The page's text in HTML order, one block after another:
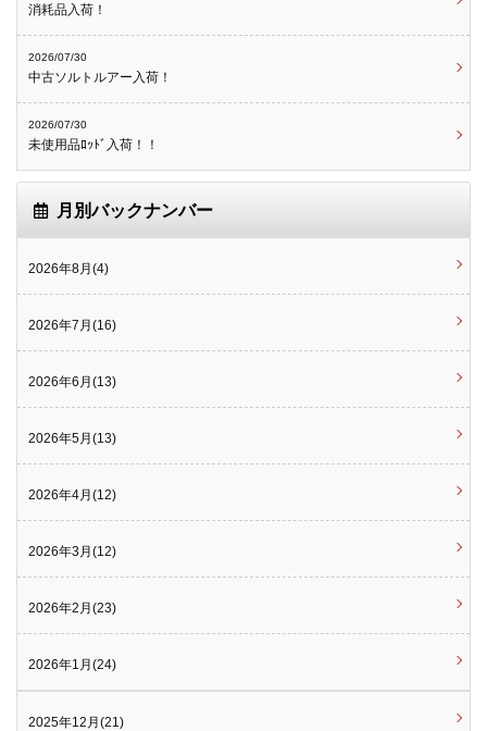
消耗品入荷！
2026/07/30
中古ソルトルアー入荷！
2026/07/30
未使用品ﾛｯﾄﾞ入荷！！
月別バックナンバー
2026年8月(4)
2026年7月(16)
2026年6月(13)
2026年5月(13)
2026年4月(12)
2026年3月(12)
2026年2月(23)
2026年1月(24)
2025年12月(21)